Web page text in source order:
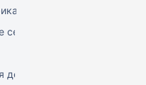
в центральной кассе